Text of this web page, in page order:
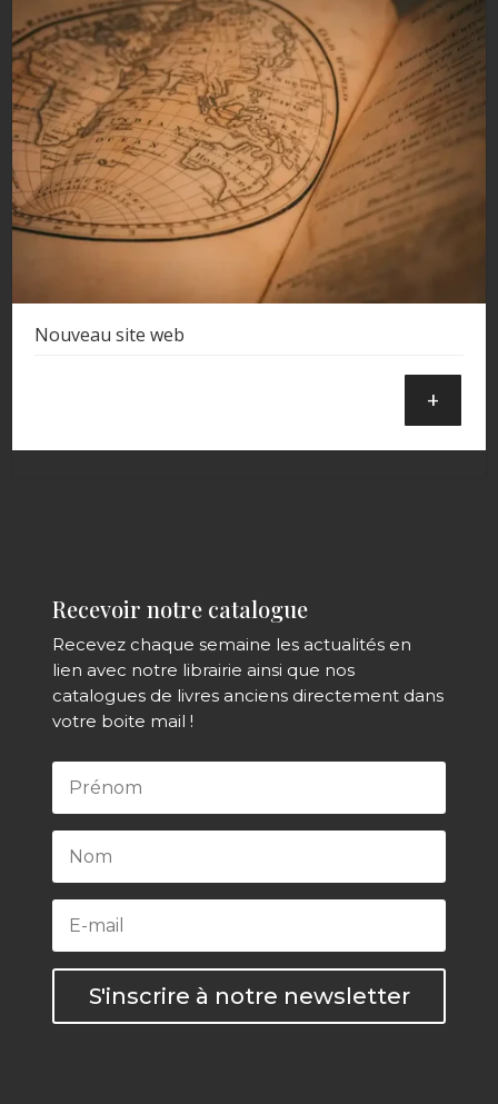
Nouveau site web
+
Recevoir notre catalogue
Recevez chaque semaine les actualités en
lien avec notre librairie ainsi que nos
catalogues de livres anciens directement dans
votre boite mail !
S'inscrire à notre newsletter